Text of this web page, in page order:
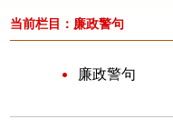
当前栏目：廉政警句
廉政警句